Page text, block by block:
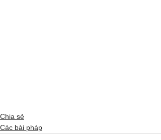
Chia sẻ
Các bài pháp